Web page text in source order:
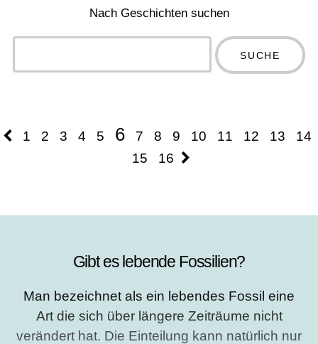
Nach Geschichten suchen
Type 2 or
1 2 3 4 5 6 7 8 9 10 11 12 13
14
15
16
Gibt es lebende Fossilien?
Man bezeichnet als ein lebendes Fossil eine
Art die sich über längere Zeiträume nicht
verändert hat. Die Einteilung kann natürlich nur